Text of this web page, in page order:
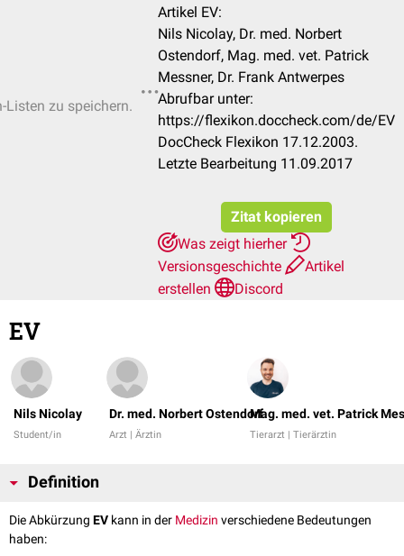
Listen zu speichern.
Artikel EV:
Nils Nicolay, Dr. med. Norbert
Ostendorf, Mag. med. vet. Patrick
Messner, Dr. Frank Antwerpes
Abrufbar unter:
https://flexikon.doccheck.com/de/EV
DocCheck Flexikon 17.12.2003.
Letzte Bearbeitung 11.09.2017
Zitat kopieren
Was zeigt hierher
Versionsgeschichte
Artikel
erstellen
Discord
EV
Nils Nicolay
Student/in
Dr. med. Norbert Ostendorf
Arzt | Ärztin
Mag. med. vet. Patrick
Tierarzt | Tierärztin
Definition
Die Abkürzung EV kann in der Medizin verschiedene Bedeutungen
haben: